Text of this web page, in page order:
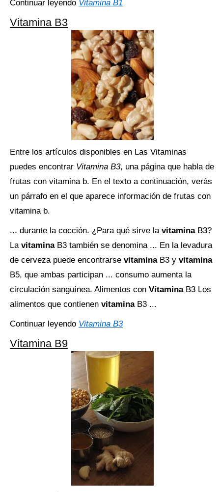
Continuar leyendo Vitamina B1
Vitamina B3
Entre los artículos disponibles en Las Vitaminas
puedes encontrar Vitamina B3, una página que habla de
frutas con vitamina b. En el texto a continuación, verás
un párrafo en el que aparece información de frutas con
vitamina b.
... durante la cocción. ¿Para qué sirve la vitamina B3?
La vitamina B3 también se denomina ... En la levadura
de cerveza puede encontrarse vitamina B3 y vitamina
B5, que ambas participan ... consumo aumenta la
circulación sanguínea. Alimentos con Vitamina B3 Los
alimentos que contienen vitamina B3 ...
Continuar leyendo Vitamina B3
Vitamina B9